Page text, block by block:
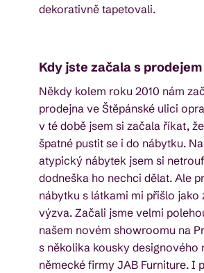
dekorativně tapetovali.
Kdy jste začala s
Někdy kolem roku 2010 nám
prodejna ve Štěpánské ulici
v té době jsem si začala říkat,
špatné pustit se i do nábytku.
atypický nábytek jsem si
dodneška ho nechci dělat. Ale
nábytku s látkami mi přišlo jako
výzva. Začali jsme velmi
našem novém showroomu na
s několika kousky designového
německé firmy JAB Furniture. I